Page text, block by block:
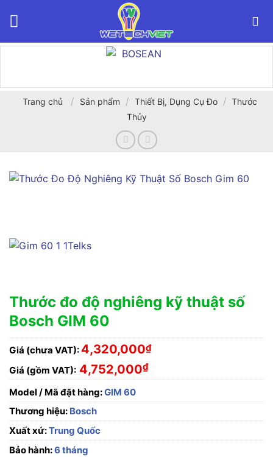
Trang chủ / Sản phẩm / Thiết Bị, Dụng Cụ Đo / Thước
Thủy
Thước đo độ nghiêng kỹ thuật số
Bosch GIM 60
Giá (chưa VAT): 4,320,000₫
Giá (gồm VAT): 4,752,000₫
Model / Mã đặt hàng:GIM 60
Thương hiệu: Bosch
Xuất xứ:Trung Quốc
Bảo hành:6 tháng